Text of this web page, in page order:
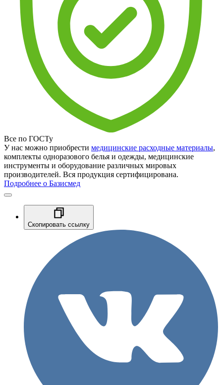
Все по ГОСТу
У нас можно приобрести медицинские расходные материалы,
комплекты одноразового белья и одежды, медицинские
инструменты и оборудование различных мировых
производителей. Вся продукция сертифицирована.
Подробнее о Базисмед
Скопировать ссылку